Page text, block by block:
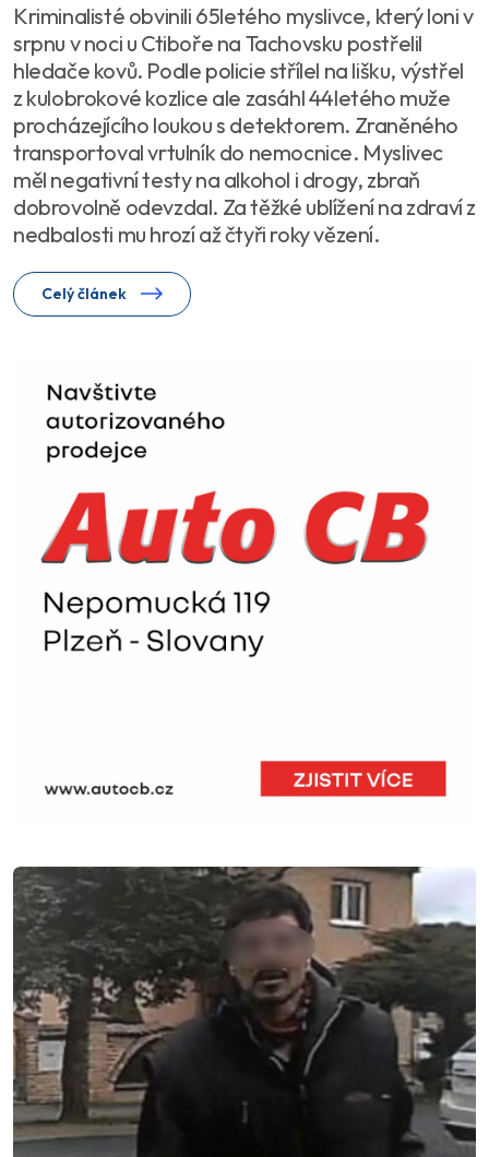
Kriminalisté obvinili 65letého myslivce, který loni v
srpnu v noci u Ctiboře na Tachovsku postřelil
hledače kovů. Podle policie střílel na lišku, výstřel
z kulobrokové kozlice ale zasáhl 44letého muže
procházejícího loukou s detektorem. Zraněného
transportoval vrtulník do nemocnice. Myslivec
měl negativní testy na alkohol i drogy, zbraň
dobrovolně odevzdal. Za těžké ublížení na zdraví z
nedbalosti mu hrozí až čtyři roky vězení.
Celý článek